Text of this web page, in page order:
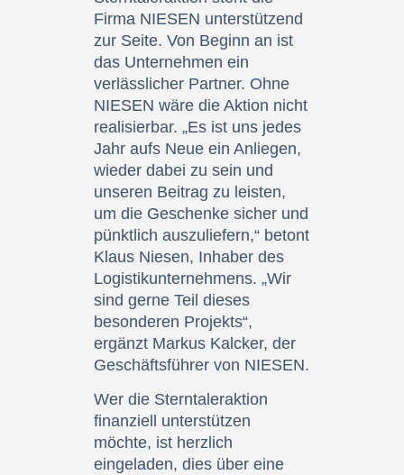
Firma NIESEN unterstützend
zur Seite. Von Beginn an ist
das Unternehmen ein
verlässlicher Partner. Ohne
NIESEN wäre die Aktion nicht
realisierbar. „Es ist uns jedes
Jahr aufs Neue ein Anliegen,
wieder dabei zu sein und
unseren Beitrag zu leisten,
um die Geschenke sicher und
pünktlich auszuliefern,“ betont
Klaus Niesen, Inhaber des
Logistikunternehmens. „Wir
sind gerne Teil dieses
besonderen Projekts“,
ergänzt Markus Kalcker, der
Geschäftsführer von NIESEN.
Wer die Sterntaleraktion
finanziell unterstützen
möchte, ist herzlich
eingeladen, dies über eine